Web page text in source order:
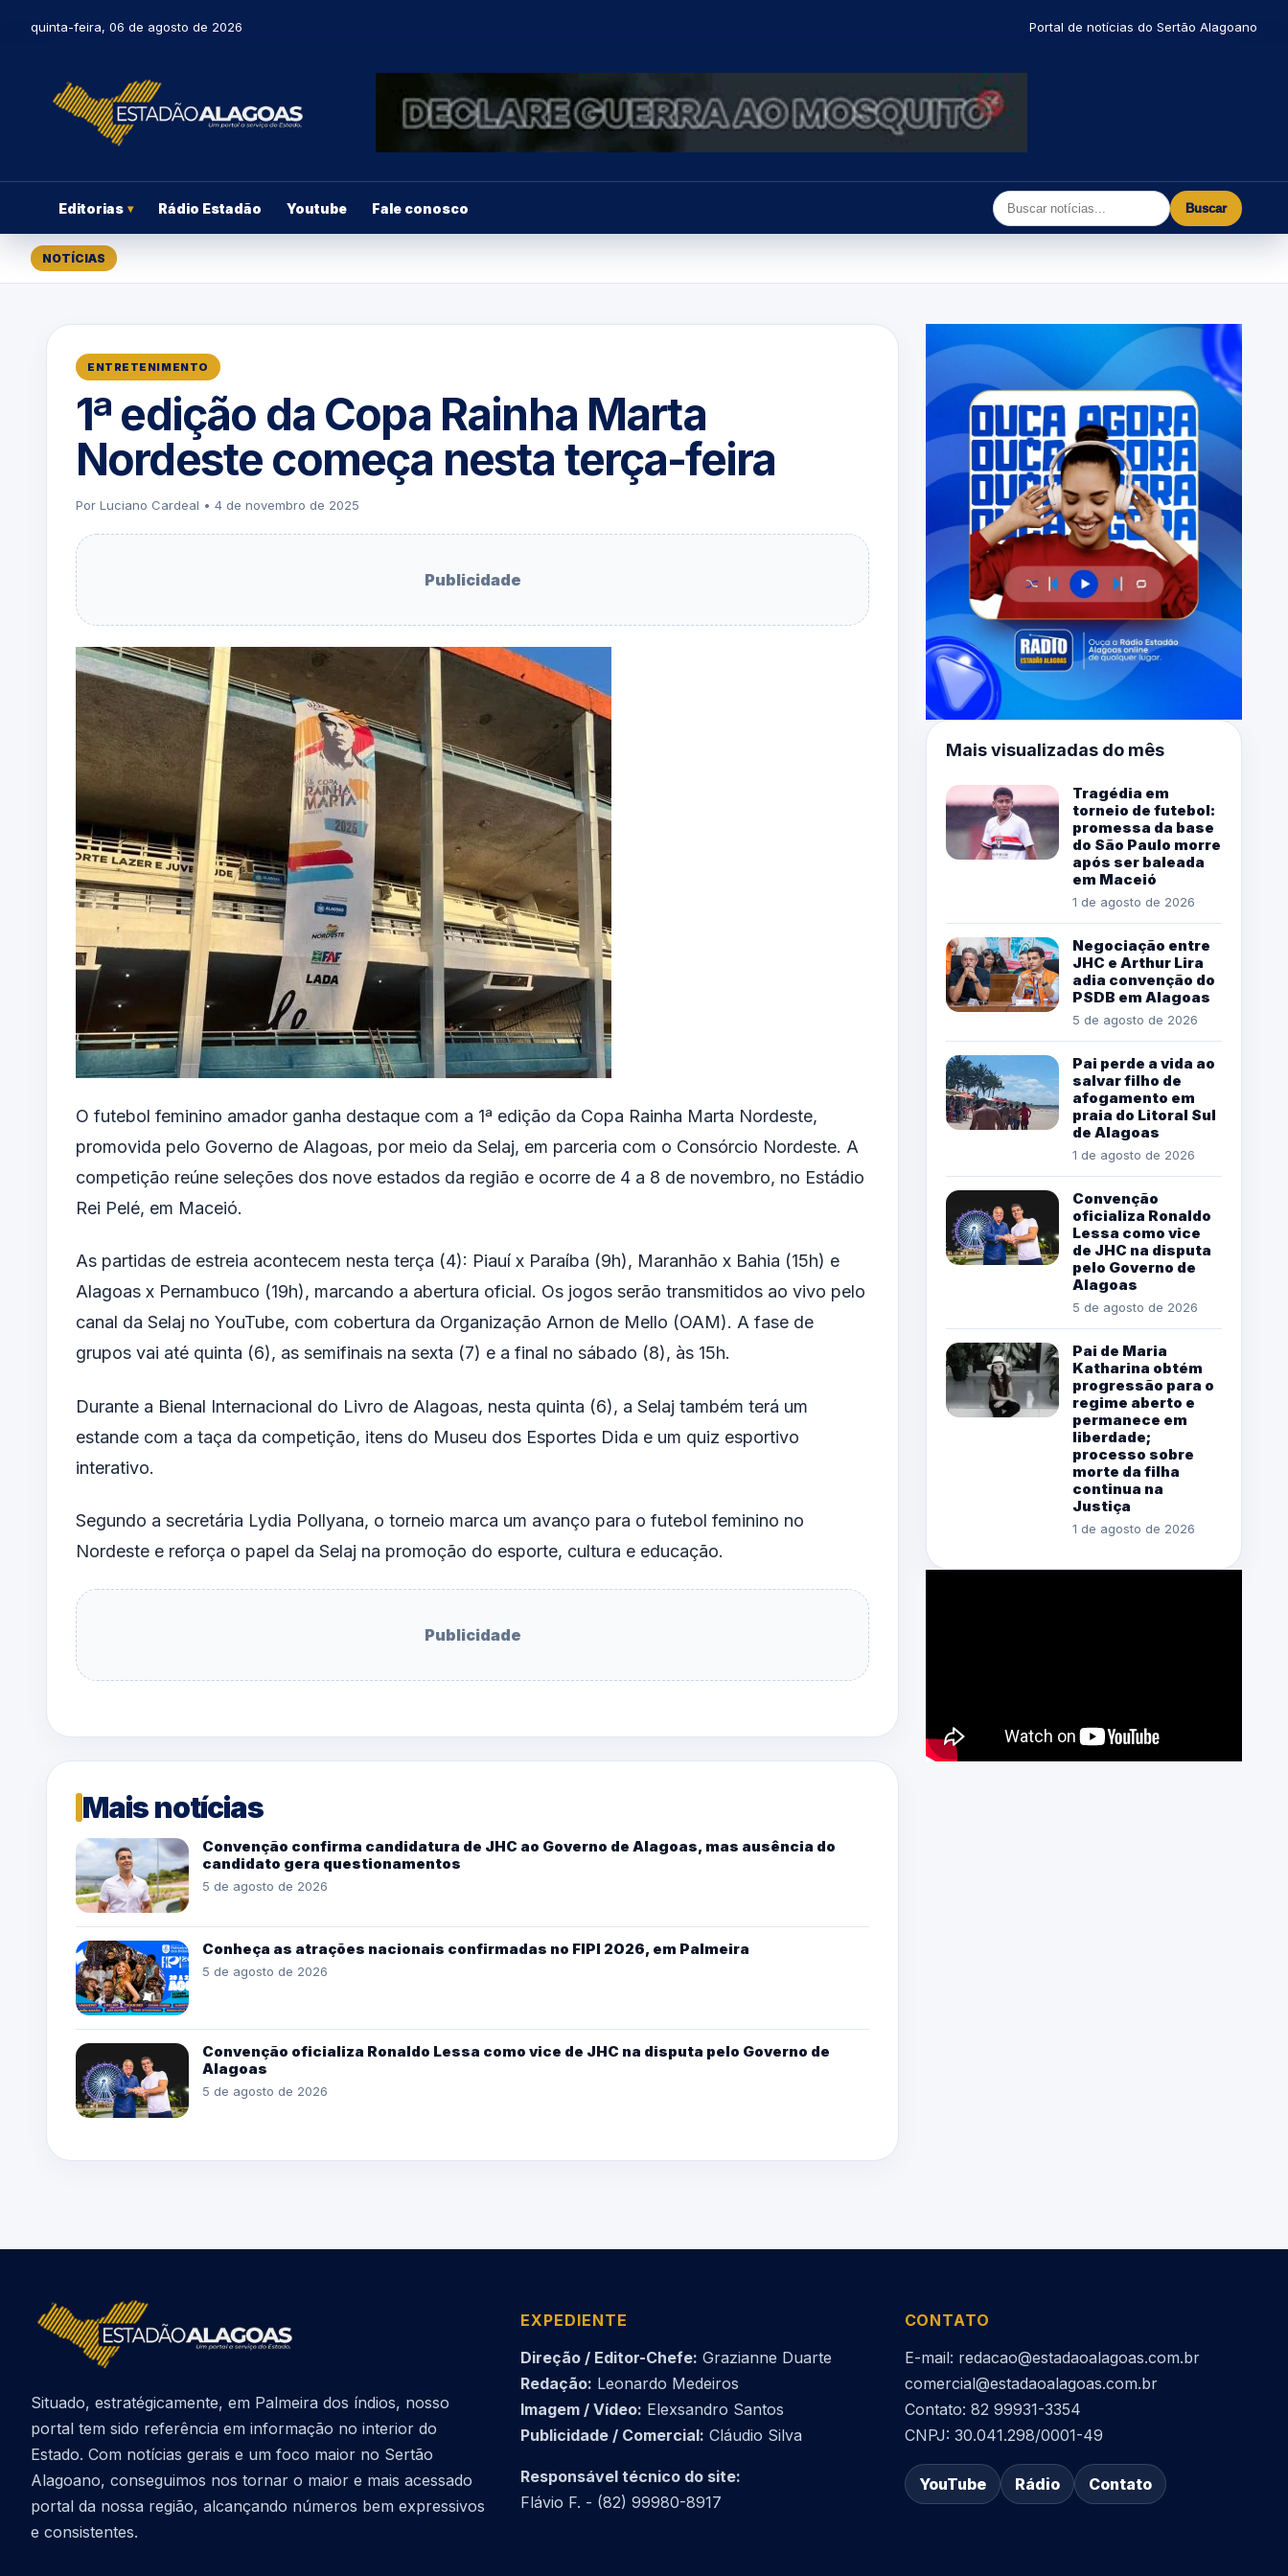
quinta-feira, 06 de agosto de 2026 Portal de notícias do Sertão Alagoano
Editorias ▾ Rádio Estadão Youtube Fale conosco Buscar
NOTÍCIAS
ENTRETENIMENTO
1ª edição da Copa Rainha Marta
Nordeste começa nesta terça-feira
Por Luciano Cardeal • 4 de novembro de 2025
Publicidade
O futebol feminino amador ganha destaque com a 1ª edição da Copa Rainha Marta Nordeste,
promovida pelo Governo de Alagoas, por meio da Selaj, em parceria com o Consórcio Nordeste. A
competição reúne seleções dos nove estados da região e ocorre de 4 a 8 de novembro, no Estádio
Rei Pelé, em Maceió.
As partidas de estreia acontecem nesta terça (4): Piauí x Paraíba (9h), Maranhão x Bahia (15h) e
Alagoas x Pernambuco (19h), marcando a abertura oficial. Os jogos serão transmitidos ao vivo pelo
canal da Selaj no YouTube, com cobertura da Organização Arnon de Mello (OAM). A fase de
grupos vai até quinta (6), as semifinais na sexta (7) e a final no sábado (8), às 15h.
Durante a Bienal Internacional do Livro de Alagoas, nesta quinta (6), a Selaj também terá um
estande com a taça da competição, itens do Museu dos Esportes Dida e um quiz esportivo
interativo.
Segundo a secretária Lydia Pollyana, o torneio marca um avanço para o futebol feminino no
Nordeste e reforça o papel da Selaj na promoção do esporte, cultura e educação.
Publicidade
Mais notícias
Convenção confirma candidatura de JHC ao Governo de Alagoas, mas ausência do
candidato gera questionamentos
5 de agosto de 2026
Conheça as atrações nacionais confirmadas no FIPI 2026, em Palmeira
5 de agosto de 2026
Convenção oficializa Ronaldo Lessa como vice de JHC na disputa pelo Governo de
Alagoas
5 de agosto de 2026
Mais visualizadas do mês
Tragédia em
torneio de futebol:
promessa da base
do São Paulo morre
após ser baleada
em Maceió
1 de agosto de 2026
Negociação entre
JHC e Arthur Lira
adia convenção do
PSDB em Alagoas
5 de agosto de 2026
Pai perde a vida ao
salvar filho de
afogamento em
praia do Litoral Sul
de Alagoas
1 de agosto de 2026
Convenção
oficializa Ronaldo
Lessa como vice
de JHC na disputa
pelo Governo de
Alagoas
5 de agosto de 2026
Pai de Maria
Katharina obtém
progressão para o
regime aberto e
permanece em
liberdade;
processo sobre
morte da filha
continua na
Justiça
1 de agosto de 2026
Situado, estratégicamente, em Palmeira dos índios, nosso
portal tem sido referência em informação no interior do
Estado. Com notícias gerais e um foco maior no Sertão
Alagoano, conseguimos nos tornar o maior e mais acessado
portal da nossa região, alcançando números bem expressivos
e consistentes.
EXPEDIENTE
Direção / Editor-Chefe: Grazianne Duarte
Redação: Leonardo Medeiros
Imagem / Vídeo: Elexsandro Santos
Publicidade / Comercial: Cláudio Silva
Responsável técnico do site:
Flávio F. - (82) 99980-8917
CONTATO
E-mail: redacao@estadaoalagoas.com.br
comercial@estadaoalagoas.com.br
Contato: 82 99931-3354
CNPJ: 30.041.298/0001-49
YouTube Rádio Contato